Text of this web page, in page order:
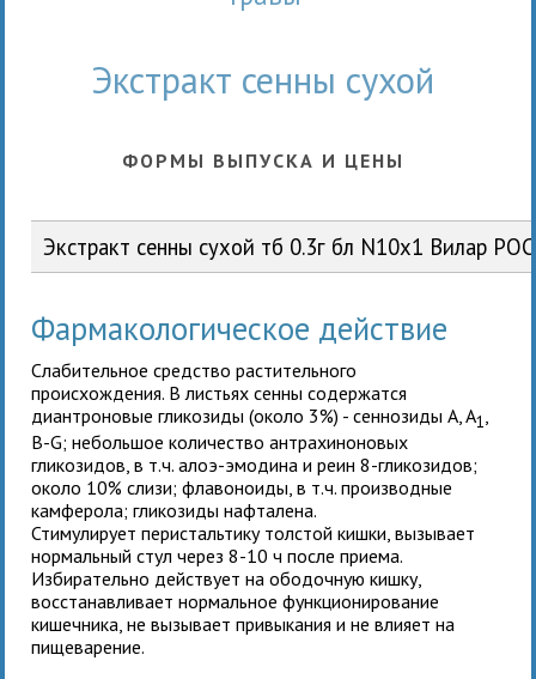
Экстракт сенны сухой
ФОРМЫ ВЫПУСКА И ЦЕНЫ
Экстракт сенны сухой тб 0.3г бл N10x1 Вилар РОС
Фармакологическое действие
Слабительное средство растительного
происхождения. В листьях сенны содержатся
диантроновые гликозиды (около 3%) - сеннозиды A, A1
B-G; небольшое количество антрахиноновых
гликозидов, в т.ч. алоэ-эмодина и реин 8-гликозидов;
около 10% слизи; флавоноиды, в т.ч. производные
камферола; гликозиды нафталена.
Стимулирует перистальтику толстой кишки, вызывает
нормальный стул через 8-10 ч после приема.
Избирательно действует на ободочную кишку,
восстанавливает нормальное функционирование
кишечника, не вызывает привыкания и не влияет на
пищеварение.